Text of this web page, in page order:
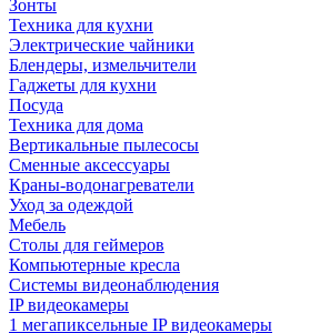
Зонты
Техника для кухни
Электрические чайники
Блендеры, измельчители
Гаджеты для кухни
Посуда
Техника для дома
Вертикальные пылесосы
Сменные аксессуары
Краны-водонагреватели
Уход за одеждой
Мебель
Столы для геймеров
Компьютерные кресла
Системы видеонаблюдения
IP видеокамеры
1 мегапиксельные IP видеокамеры